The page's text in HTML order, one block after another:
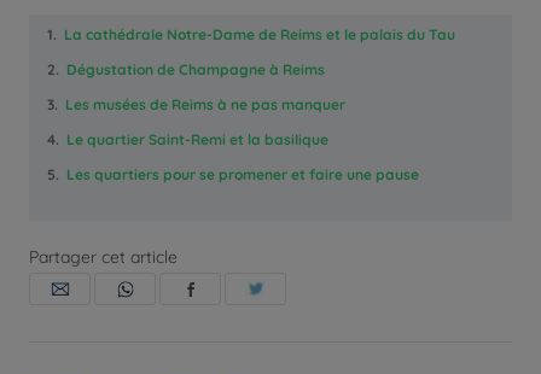
1. La cathédrale Notre-Dame de Reims et le palais du Tau
2. Dégustation de Champagne à Reims
3. Les musées de Reims à ne pas manquer
4. Le quartier Saint-Remi et la basilique
5. Les quartiers pour se promener et faire une pause
Partager cet article